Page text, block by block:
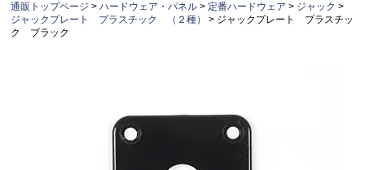
通販トップページ ハードウェア・パネル 定番ハードウェア
ジャック
ジャックプレート プラスチック （２種）
ジャックプレート プラスチッ
ク ブラック